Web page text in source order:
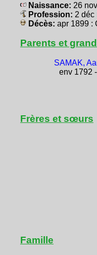
Naissance: 26
Profession: 2 déc
Décès: apr 1899 :
Parents et
SAMAK,
env 1792
Frères et sœurs
Famille